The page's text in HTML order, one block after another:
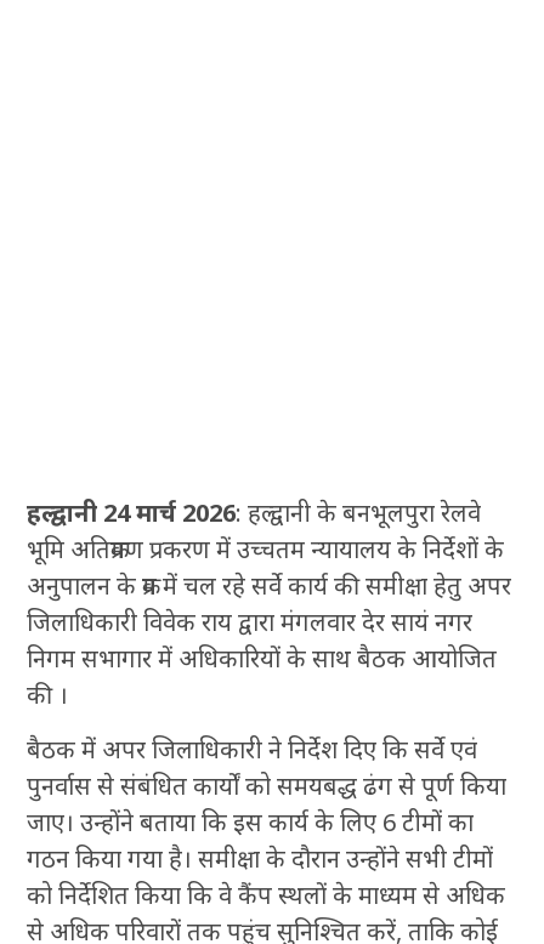
हल्द्वानी 24 मार्च 2026: हल्द्वानी के बनभूलपुरा रेलवे
भूमि अतिक्रमण प्रकरण में उच्चतम न्यायालय के निर्देशों के
अनुपालन के क्रम में चल रहे सर्वे कार्य की समीक्षा हेतु अपर
जिलाधिकारी विवेक राय द्वारा मंगलवार देर सायं नगर
निगम सभागार में अधिकारियों के साथ बैठक आयोजित
की ।
बैठक में अपर जिलाधिकारी ने निर्देश दिए कि सर्वे एवं
पुनर्वास से संबंधित कार्यों को समयबद्ध ढंग से पूर्ण किया
जाए। उन्होंने बताया कि इस कार्य के लिए 6 टीमों का
गठन किया गया है। समीक्षा के दौरान उन्होंने सभी टीमों
को निर्देशित किया कि वे कैंप स्थलों के माध्यम से अधिक
से अधिक परिवारों तक पहुंच सुनिश्चित करें, ताकि कोई